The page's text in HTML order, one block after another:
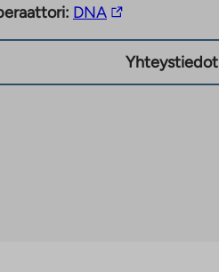
DNALinkki
vie
ulkopuoliseen
palveluun.
Yhteystiedot